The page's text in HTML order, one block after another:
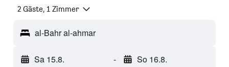
2 Gäste, 1 Zimmer
al-Bahr al-ahmar
Sa 15.8. - So 16.8.